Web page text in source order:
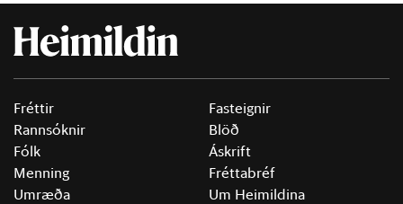
Fréttir
Rannsóknir
Fólk
Menning
Umræða
Fasteignir
Blöð
Áskrift
Fréttabréf
Um Heimildina